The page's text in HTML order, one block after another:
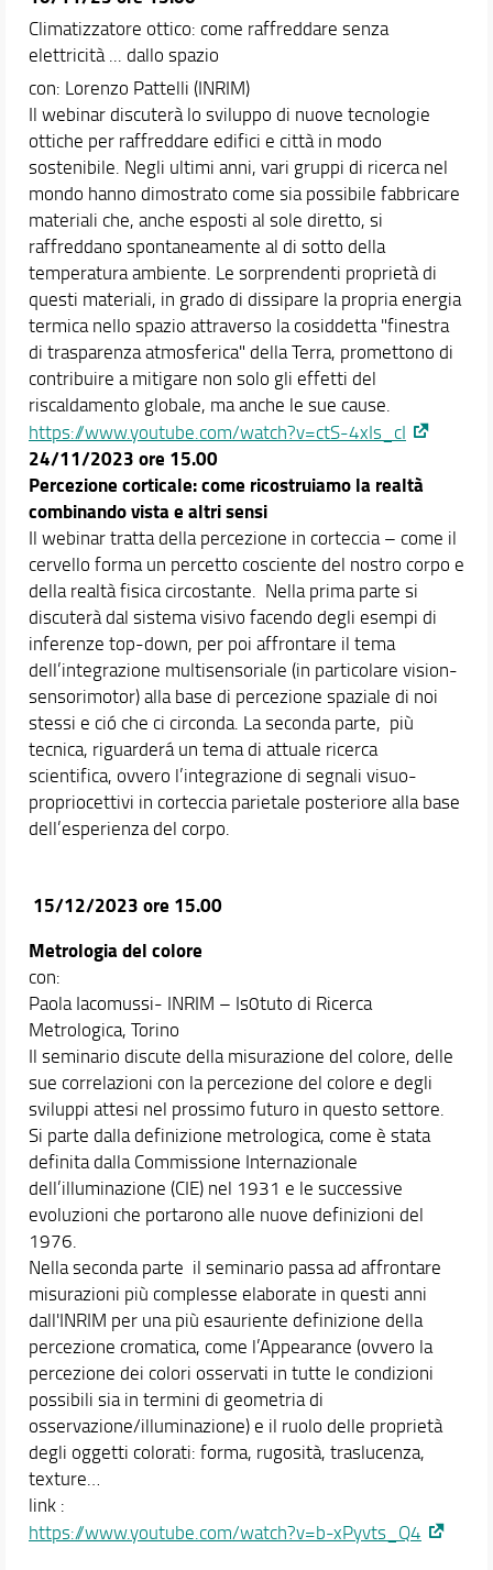
Climatizzatore ottico: come raffreddare senza
elettricità ... dallo spazio
con: Lorenzo Pattelli (INRIM)
Il webinar discuterà lo sviluppo di nuove tecnologie
ottiche per raffreddare edifici e città in modo
sostenibile. Negli ultimi anni, vari gruppi di ricerca nel
mondo hanno dimostrato come sia possibile fabbricare
materiali che, anche esposti al sole diretto, si
raffreddano spontaneamente al di sotto della
temperatura ambiente. Le sorprendenti proprietà di
questi materiali, in grado di dissipare la propria energia
termica nello spazio attraverso la cosiddetta "finestra
di trasparenza atmosferica" della Terra, promettono di
contribuire a mitigare non solo gli effetti del
riscaldamento globale, ma anche le sue cause.
https://www.youtube.com/watch?v=ctS-4xIs_cI
24/11/2023 ore 15.00
Percezione corticale: come ricostruiamo la realtà
combinando vista e altri sensi
Il webinar tratta della percezione in corteccia – come il
cervello forma un percetto cosciente del nostro corpo e
della realtà fisica circostante. Nella prima parte si
discuterà dal sistema visivo facendo degli esempi di
inferenze top-down, per poi affrontare il tema
dell’integrazione multisensoriale (in particolare vision-
sensorimotor) alla base di percezione spaziale di noi
stessi e ció che ci circonda. La seconda parte, più
tecnica, riguarderá un tema di attuale ricerca
scientifica, ovvero l’integrazione di segnali visuo-
propriocettivi in corteccia parietale posteriore alla base
dell’esperienza del corpo.
15/12/2023 ore 15.00
Metrologia del colore
con:
Paola Iacomussi- INRIM – Is0tuto di Ricerca
Metrologica, Torino
Il seminario discute della misurazione del colore, delle
sue correlazioni con la percezione del colore e degli
sviluppi attesi nel prossimo futuro in questo settore.
Si parte dalla definizione metrologica, come è stata
definita dalla Commissione Internazionale
dell’illuminazione (CIE) nel 1931 e le successive
evoluzioni che portarono alle nuove definizioni del
1976.
Nella seconda parte il seminario passa ad affrontare
misurazioni più complesse elaborate in questi anni
dall'INRIM per una più esauriente definizione della
percezione cromatica, come l’Appearance (ovvero la
percezione dei colori osservati in tutte le condizioni
possibili sia in termini di geometria di
osservazione/illuminazione) e il ruolo delle proprietà
degli oggetti colorati: forma, rugosità, traslucenza,
texture…
link :
https://www.youtube.com/watch?v=b-xPyvts_Q4